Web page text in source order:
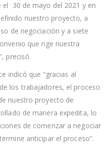
el 30 de mayo del 2021 y en
nuestro proyecto, a
de negociación y a siete
que rige nuestra
precisó.
indicó que “gracias al
los trabajadores, el proceso
nuestro proyecto de
de manera expedita, lo
de comenzar a negociar
anticipar el proceso”.